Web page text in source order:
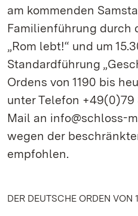
am kommenden
Familienführung durch
„Rom lebt!“ und um
Standardführung
Ordens von 1190 bis
unter Telefon +49(0)79
Mail an info@schloss-
wegen der
empfohlen.
DER DEUTSCHE ORDEN VON